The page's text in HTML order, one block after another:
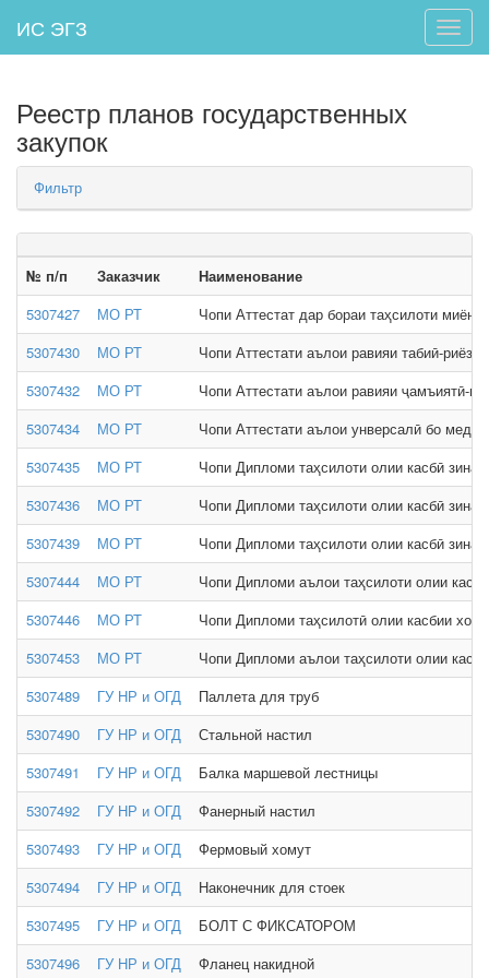
Toggle
ИС ЭГЗ
Реестр планов государственных
закупок
Фильтр
№ п/п Заказчик
Наименование
5307427
МО РТ
Чопи Аттестат дар бораи таҳсилоти
5307430
МО РТ
Чопи Аттестати аълои равияи табиӣ-
5307432
МО РТ
Чопи Аттестати аълои равияи ҷамъиятӣ-
5307434
МО РТ
Чопи Аттестати аълои унверсалӣ бо
5307435
МО РТ
Чопи Дипломи таҳсилоти олии касбӣ
5307436
МО РТ
Чопи Дипломи таҳсилоти олии касбӣ
5307439
МО РТ
Чопи Дипломи таҳсилоти олии касбӣ
5307444
МО РТ
Чопи Дипломи аълои таҳсилоти олии
5307446
МО РТ
Чопи Дипломи таҳсилотӣ олии касбии
5307453
МО РТ
Чопи Дипломи аълои таҳсилоти олии
5307489
ГУ НР и ОГД
Паллета для труб
5307490
ГУ НР и ОГД
Стальной настил
5307491
ГУ НР и ОГД
Балка маршевой лестницы
5307492
ГУ НР и ОГД
Фанерный настил
5307493
ГУ НР и ОГД
Фермовый хомут
5307494
ГУ НР и ОГД
Наконечник для стоек
5307495
ГУ НР и ОГД
БОЛТ С ФИКСАТОРОМ
5307496
ГУ НР и ОГД Фланец накидной